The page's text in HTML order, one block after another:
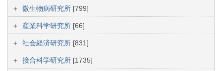
微生物病研究所 [799]
産業科学研究所 [66]
社会経済研究所 [831]
接合科学研究所 [1735]